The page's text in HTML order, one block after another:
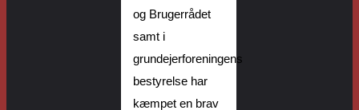
og Brugerrådet
samt i
grundejerforeningens
bestyrelse har
kæmpet en brav